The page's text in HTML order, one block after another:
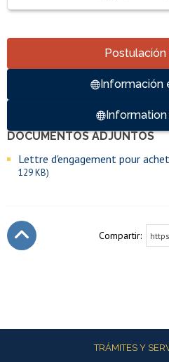
Accesos directos
Información
Information
Enlaces y documentos de
DOCUMENTOS ADJUNTOS
Lettre d'engagement pour
129 KB)
Compartir:
Más informaciónTRÁMITES Y